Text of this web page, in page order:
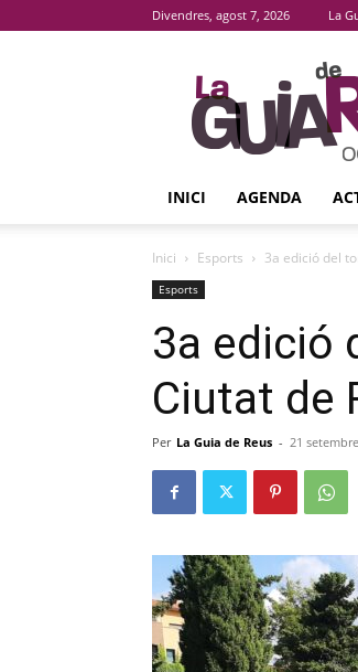
Divendres, agost 7, 2026 La
La
De
INICI AGENDA
Inici Esports 3a edició del
Esports
3a edició
Ciutat de
Per La Guia de Reus - 21